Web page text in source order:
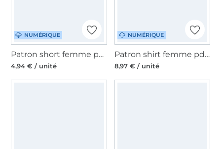
NUMÉRIQUE
Patron short femme pdf Make it yours, en français
4,94 € / unité
NUMÉRIQUE
Patron shirt femme pdf Farnia drei eM's, en allemand
8,97 € / unité